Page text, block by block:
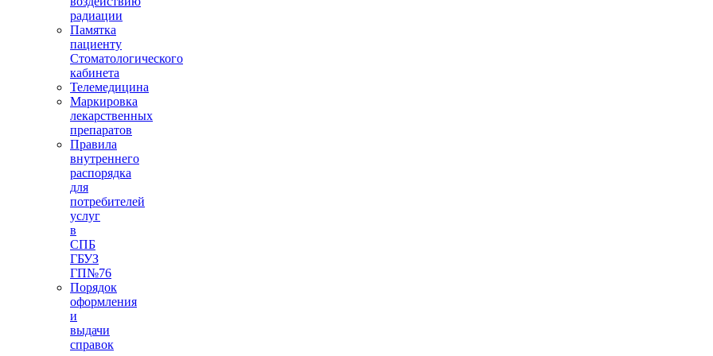
радиации
Памятка
пациенту
Стоматологического
кабинета
Телемедицина
Маркировка
лекарственных
препаратов
Правила
внутреннего
распорядка
для
потребителей
услуг
в
СПБ
ГБУЗ
ГП№76
Порядок
оформления
и
выдачи
справок